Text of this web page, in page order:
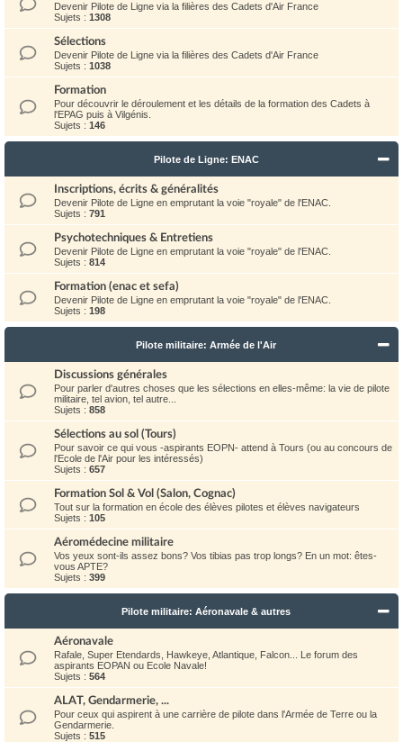
Devenir Pilote de Ligne via la filières des Cadets d'Air France
Sujets : 1308
Sélections
Devenir Pilote de Ligne via la filières des Cadets d'Air France
Sujets : 1038
Formation
Pour découvrir le déroulement et les détails de la formation des Cadets à
l'EPAG puis à Vilgénis.
Sujets : 146
Pilote de Ligne: ENAC
Inscriptions, écrits & généralités
Devenir Pilote de Ligne en emprutant la voie "royale" de l'ENAC.
Sujets : 791
Psychotechniques & Entretiens
Devenir Pilote de Ligne en emprutant la voie "royale" de l'ENAC.
Sujets : 814
Formation (enac et sefa)
Devenir Pilote de Ligne en emprutant la voie "royale" de l'ENAC.
Sujets : 198
Pilote militaire: Armée de l'Air
Discussions générales
Pour parler d'autres choses que les sélections en elles-même: la vie de pilote
militaire, tel avion, tel autre...
Sujets : 858
Sélections au sol (Tours)
Pour savoir ce qui vous -aspirants EOPN- attend à Tours (ou au concours de
l'Ecole de l'Air pour les intéressés)
Sujets : 657
Formation Sol & Vol (Salon, Cognac)
Tout sur la formation en école des élèves pilotes et élèves navigateurs
Sujets : 105
Aéromédecine militaire
Vos yeux sont-ils assez bons? Vos tibias pas trop longs? En un mot: êtes-
vous APTE?
Sujets : 399
Pilote militaire: Aéronavale & autres
Aéronavale
Rafale, Super Etendards, Hawkeye, Atlantique, Falcon... Le forum des
aspirants EOPAN ou Ecole Navale!
Sujets : 564
ALAT, Gendarmerie, ...
Pour ceux qui aspirent à une carrière de pilote dans l'Armée de Terre ou la
Gendarmerie.
Sujets : 515